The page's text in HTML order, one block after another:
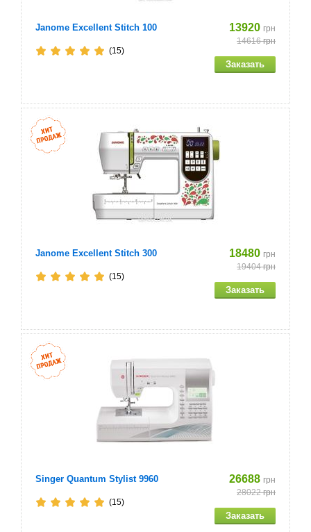
Janome Excellent Stitch 100 13920 грн
14616грн
(15)
Janome Excellent Stitch 300 18480 грн
19404грн
(15)
Singer Quantum Stylist 9960 26688 грн
28022грн
(15)